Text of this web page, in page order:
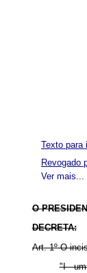
Ver mais...
Texto para
O
DECRETA:
Art. 1º O
"I -